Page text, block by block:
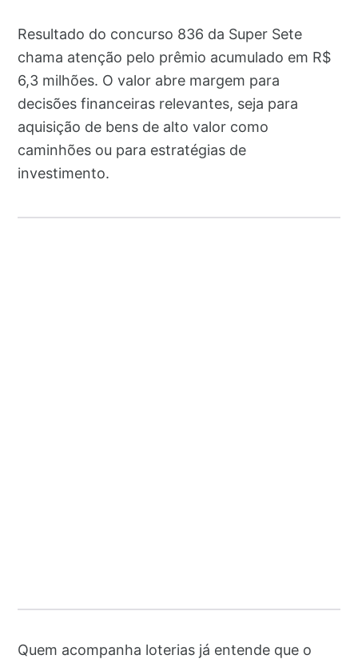
Resultado do concurso 836 da Super Sete
chama atenção pelo prêmio acumulado em R$
6,3 milhões. O valor abre margem para
decisões financeiras relevantes, seja para
aquisição de bens de alto valor como
caminhões ou para estratégias de
investimento.
Quem acompanha loterias já entende que o